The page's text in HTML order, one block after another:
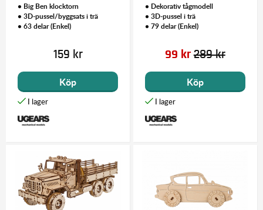
• Big Ben klocktorn
• 3D-pussel/byggsats i trä
• 63 delar (Enkel)
159 kr
Köp
• Dekorativ tågmodell
• 3D-pussel i trä
• 79 delar (Enkel)
99 kr 289 kr
Köp